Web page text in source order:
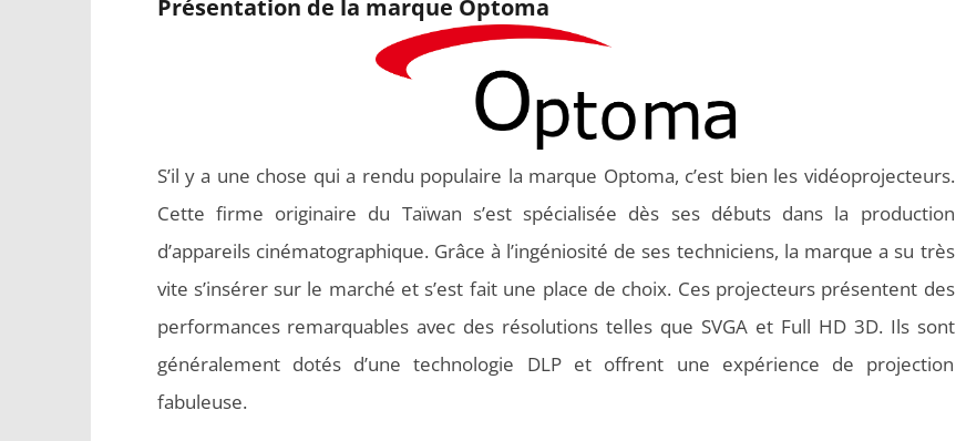
Présentation de la marque Optoma
S’il y a une chose qui a rendu populaire la marque Optoma, c’est bien les vidéoprojecteurs.
Cette firme originaire du Taïwan s’est spécialisée dès ses débuts dans la production
d’appareils cinématographique. Grâce à l’ingéniosité de ses techniciens, la marque a su très
vite s’insérer sur le marché et s’est fait une place de choix. Ces projecteurs présentent des
performances remarquables avec des résolutions telles que SVGA et Full HD 3D. Ils sont
généralement dotés d’une technologie DLP et offrent une expérience de projection
fabuleuse.